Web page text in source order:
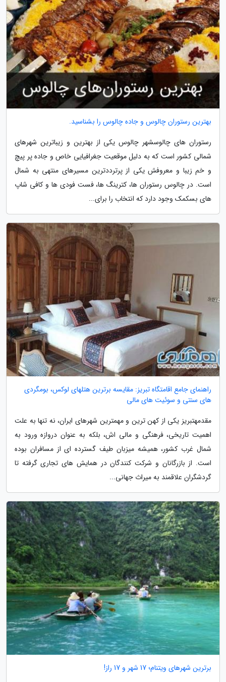
بهترین رستوران چالوس و جاده چالوس را بشناسید.
رستوران های چالوسشهر چالوس یکی از بهترین و زیباترین شهرهای
شمالی کشور است که به دلیل موقعیت جغرافیایی خاص و جاده پر پیچ
و خم زیبا و معروفش یکی از پرترددترین مسیرهای منتهی به شمال
است. در چالوس رستوران ها، کترینگ ها، فست فودی ها و کافی شاپ
های بسکمک وجود دارد که انتخاب را برای...
راهنمای جامع اقامتگاه تبریز: مقایسه برترین هتلهای لوکس، بومگردی
های سنتی و سوئیت های مالی
مقدمهتبریز یکی از کهن ترین و مهمترین شهرهای ایران، نه تنها به علت
اهمیت تاریخی، فرهنگی و مالی اش، بلکه به عنوان دروازه ورود به
شمال غرب کشور، همیشه میزبان طیف گسترده ای از مسافران بوده
است. از بازرگانان و شرکت کنندگان در همایش های تجاری گرفته تا
گردشگران علاقمند به میراث جهانی...
برترین شهرهای ویتنام؛ 17 شهر و 17 راز!